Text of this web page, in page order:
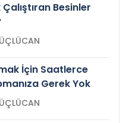
Çalıştıran Besinler
GÜÇLÜCAN
İçin Saatlerce
Gerek Yok
GÜÇLÜCAN